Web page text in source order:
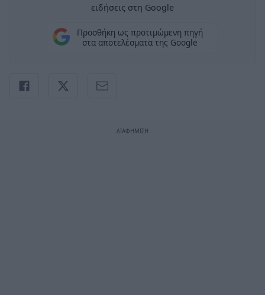
ειδήσεις στη Google
Προσθήκη ως προτιμώμενη πηγή
στα αποτελέσματα της Google